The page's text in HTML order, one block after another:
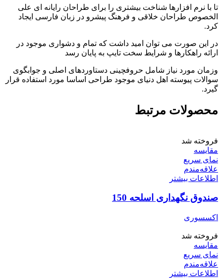
تا با نرم افزارها شناخت بیشتری را برای طراحان رایانه ای علی
الخصوص طراحان خلاقی و فرهنگ پیشرو در زبان فارسی ایجاد
کرد.
در این صورت می توان امید داشت که تمام و دشواری موجود در
ارائه راهکارها و شرایط سخت تایپ به پایان رسد
وزمان مورد نیاز شامل حروفچینی دستاوردهای اصلی و جوابگوی
سوالات پیوسته اهل دنیای موجود طراحی اساسا مورد استفاده قرار
گیرد.
محصولات مرتبط
فروخته شد
مقایسه
نمای سریع
علاقه‌مندم
اطلاعات بیشتر
صندوق نگهداری اسلحه 150
اکسسوری
فروخته شد
مقایسه
نمای سریع
علاقه‌مندم
اطلاعات بیشتر